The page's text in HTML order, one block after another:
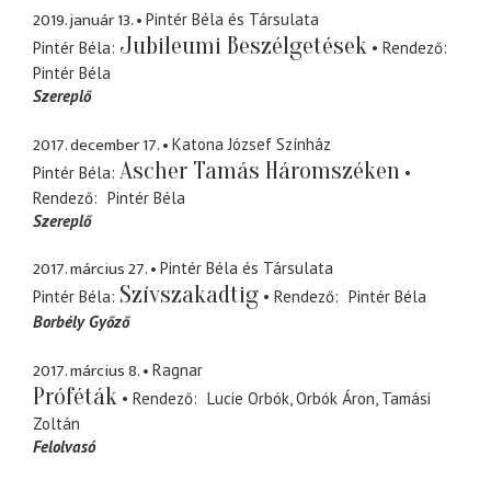
2019. január 13.
Pintér Béla és Társulata
Pintér Béla Jubileumi Beszélgetések
Rendező
Pintér Béla
Szereplő
2017. december 17.
Katona József Színház
Pintér Béla Ascher Tamás Háromszéken
Rendező
Pintér Béla
Szereplő
2017. március 27.
Pintér Béla és Társulata
Pintér Béla Szívszakadtig Rendező
Pintér Béla
Borbély Győző
2017. március 8. Ragnar
Próféták Rendező Lucie Orbók Orbók Áron Tamási
Zoltán
Felolvasó